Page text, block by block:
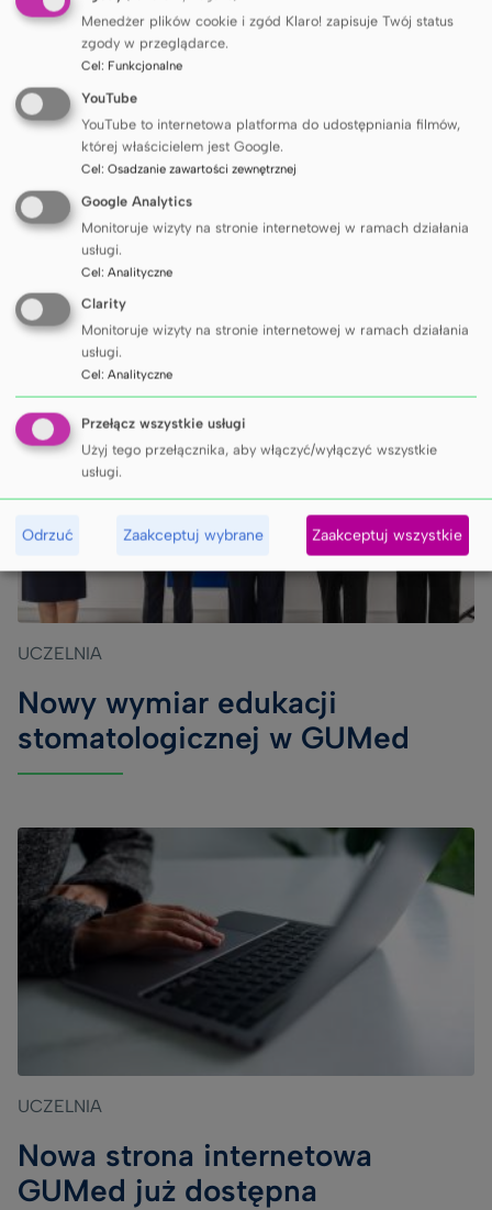
UCZELNIA
Jubileuszowy rok akademicki
rozpoczęty
UCZELNIA
Nowy wymiar edukacji
stomatologicznej w GUMed
UCZELNIA
Nowa strona internetowa
GUMed już dostępna
Menedżer plików cookie i zgód Klaro! zapisuje Twój status
zgody w przeglądarce.
Cel: Funkcjonalne
YouTube
YouTube to internetowa platforma do udostępniania filmów,
której właścicielem jest Google.
Cel: Osadzanie zawartości zewnętrznej
Google Analytics
Monitoruje wizyty na stronie internetowej w ramach działania
usługi.
Cel: Analityczne
Clarity
Monitoruje wizyty na stronie internetowej w ramach działania
usługi.
Cel: Analityczne
Przełącz wszystkie usługi
Użyj tego przełącznika, aby włączyć/wyłączyć wszystkie
usługi.
Odrzuć Zaakceptuj wybrane Zaakceptuj wszystkie